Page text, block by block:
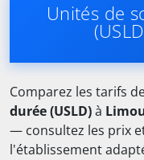
Unités de
Comparez les tarifs
durée (USLD)à
— consultez les prix
l'établissement